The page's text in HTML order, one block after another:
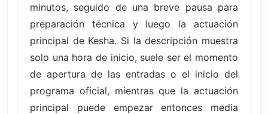
minutos, seguido de una breve pausa para
preparación técnica y luego la actuación
principal de Kesha. Si la descripción muestra
solo una hora de inicio, suele ser el momento
de apertura de las entradas o el inicio del
programa oficial, mientras que la actuación
principal puede empezar entonces media